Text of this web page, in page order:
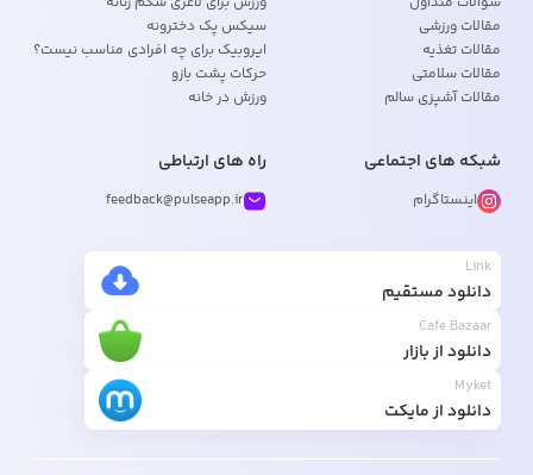
مقالات ورزشی
مقالات تغذیه
مقالات سلامتی
مقالات آشپزی سالم
سیکس پک دخترونه
ایروبیک برای چه افرادی مناسب نیست؟
حرکات پشت بازو
ورزش در خانه
شبکه های اجتماعی
اینستاگرام
راه های ارتباطی
feedback@pulseapp.ir
Link
دانلود مستقیم
Cafe Bazaar
دانلود از بازار
Myket
دانلود از مایکت